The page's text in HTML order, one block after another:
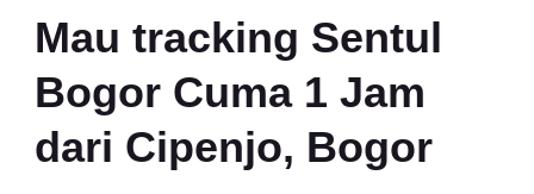
Mau tracking Sentul
Bogor Cuma 1 Jam
dari Cipenjo, Bogor